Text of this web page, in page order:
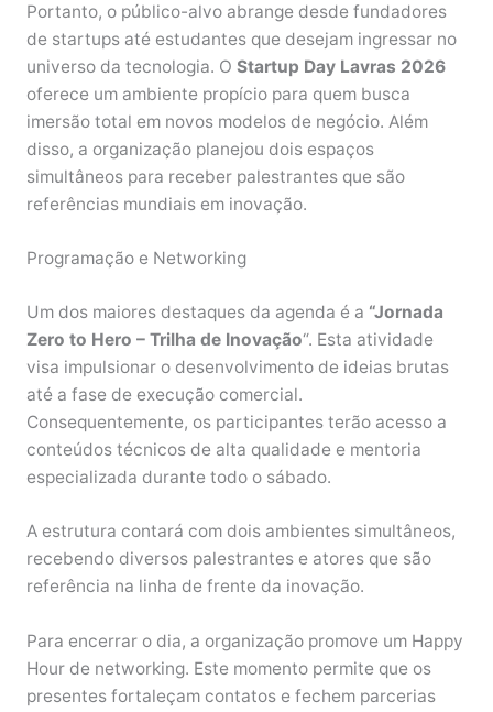
Portanto, o público-alvo abrange desde fundadores
de startups até estudantes que desejam ingressar no
universo da tecnologia. O Startup Day Lavras 2026
oferece um ambiente propício para quem busca
imersão total em novos modelos de negócio. Além
disso, a organização planejou dois espaços
simultâneos para receber palestrantes que são
referências mundiais em inovação.
Programação e Networking
Um dos maiores destaques da agenda é a “Jornada
Zero to Hero – Trilha de Inovação“. Esta atividade
visa impulsionar o desenvolvimento de ideias brutas
até a fase de execução comercial.
Consequentemente, os participantes terão acesso a
conteúdos técnicos de alta qualidade e mentoria
especializada durante todo o sábado.
A estrutura contará com dois ambientes simultâneos,
recebendo diversos palestrantes e atores que são
referência na linha de frente da inovação.
Para encerrar o dia, a organização promove um Happy
Hour de networking. Este momento permite que os
presentes fortaleçam contatos e fechem parcerias